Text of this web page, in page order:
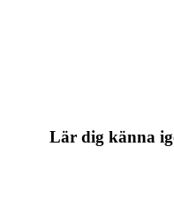
Lär dig känna